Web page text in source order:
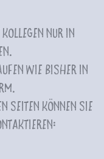
nur in
wie bisher in
Seiten können Sie